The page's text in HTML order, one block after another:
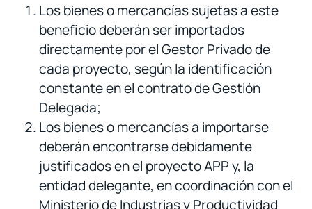
Los bienes o mercancías sujetas a este
beneficio deberán ser importados
directamente por el Gestor Privado de
cada proyecto, según la identificación
constante en el contrato de Gestión
Delegada;
Los bienes o mercancías a importarse
deberán encontrarse debidamente
justificados en el proyecto APP y, la
entidad delegante, en coordinación con el
Ministerio de Industrias y Productividad